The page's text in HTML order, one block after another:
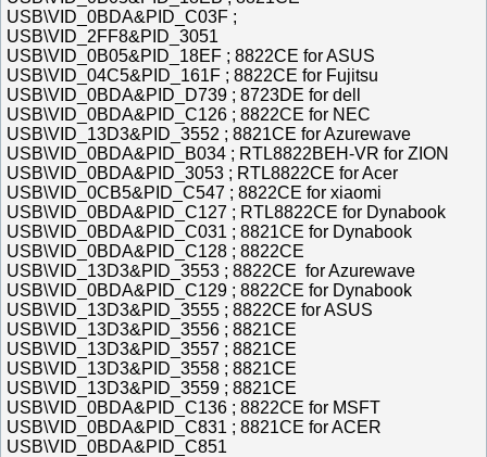
USB\VID_0BDA&PID_C03F ;
USB\VID_2FF8&PID_3051
USB\VID_0B05&PID_18EF ; 8822CE for ASUS
USB\VID_04C5&PID_161F ; 8822CE for Fujitsu
USB\VID_0BDA&PID_D739 ; 8723DE for dell
USB\VID_0BDA&PID_C126 ; 8822CE for NEC
USB\VID_13D3&PID_3552 ; 8821CE for Azurewave
USB\VID_0BDA&PID_B034 ; RTL8822BEH-VR for ZION
USB\VID_0BDA&PID_3053 ; RTL8822CE for Acer
USB\VID_0CB5&PID_C547 ; 8822CE for xiaomi
USB\VID_0BDA&PID_C127 ; RTL8822CE for Dynabook
USB\VID_0BDA&PID_C031 ; 8821CE for Dynabook
USB\VID_0BDA&PID_C128 ; 8822CE
USB\VID_13D3&PID_3553 ; 8822CE for Azurewave
USB\VID_0BDA&PID_C129 ; 8822CE for Dynabook
USB\VID_13D3&PID_3555 ; 8822CE for ASUS
USB\VID_13D3&PID_3556 ; 8821CE
USB\VID_13D3&PID_3557 ; 8821CE
USB\VID_13D3&PID_3558 ; 8821CE
USB\VID_13D3&PID_3559 ; 8821CE
USB\VID_0BDA&PID_C136 ; 8822CE for MSFT
USB\VID_0BDA&PID_C831 ; 8821CE for ACER
USB\VID_0BDA&PID_C851